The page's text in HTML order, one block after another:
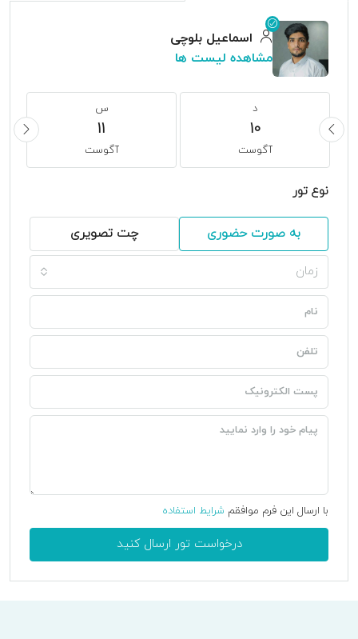
اسماعیل بلوچی
مشاهده لیست ها
د
10
آگوست
س
11
آگوست
نوع تور
به صورت حضوری چت تصویری
زمان
با ارسال این فرم موافقم شرایط استفاده
درخواست تور ارسال کنید